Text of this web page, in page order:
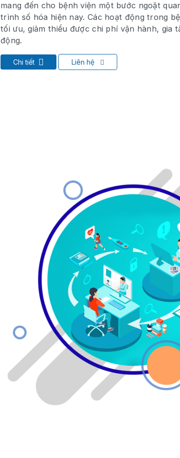
mang đến cho bệnh viện một bước ngoặt
trình số hóa hiện nay. Các hoạt động trong
tối ưu, giảm thiểu được chi phí vận hành, gia
động.
Chi tiết Liên hệ